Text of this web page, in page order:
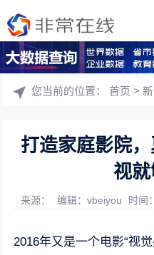
您当前的位置：首页 >
打造家庭影院
视就
来源： 编辑：vbeiyou 时间
2016年又是一个电影“视